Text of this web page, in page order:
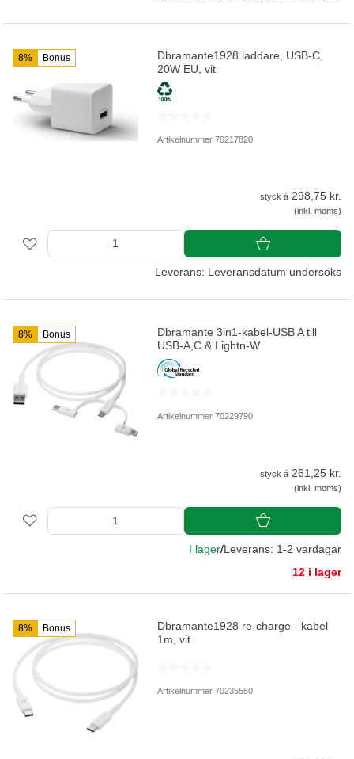
8% Bonus
Dbramante1928 laddare, USB-C,
20W EU, vit
Artikelnummer 70217820
styck á 298,75 kr.
(inkl. moms)
Leverans: Leveransdatum undersöks
8% Bonus
Dbramante 3in1-kabel-USB A till
USB-A,C & Lightn-W
Artikelnummer 70229790
styck á 261,25 kr.
(inkl. moms)
I lager/Leverans: 1-2 vardagar
12 i lager
8% Bonus
Dbramante1928 re-charge - kabel
1m, vit
Artikelnummer 70235550